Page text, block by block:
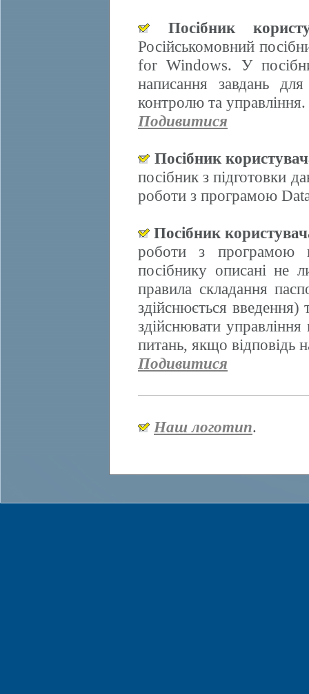
Посібник
Російськомовний
for Windows. У
написання завдань
контролю та управління.
Подивитися
Посібник
посібник з підготовки
роботи з програмою
Посібник
роботи з програмою
посібнику описані не
правила складання
здійснюється
здійснювати
питань, якщо відповідь
Подивитися
Наш логотип.